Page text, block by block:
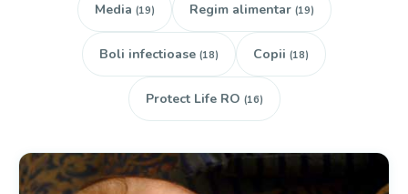
Media (19) Regim alimentar (19)
Boli infectioase (18) Copii (18)
Protect Life RO (16)